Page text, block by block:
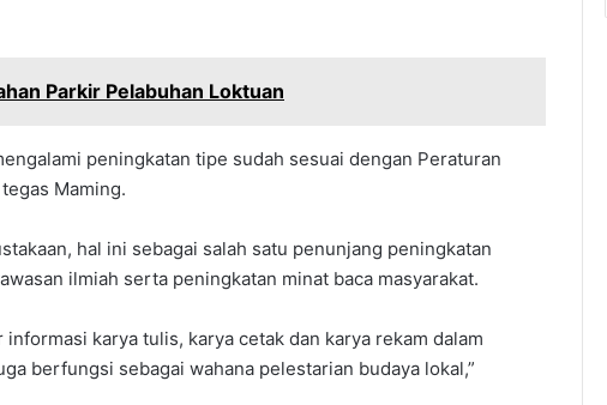
Parkir Pelabuhan Loktuan
peningkatan tipe sudah sesuai dengan Peraturan
Maming.
hal ini sebagai salah satu penunjang peningkatan
ilmiah serta peningkatan minat baca masyarakat.
karya tulis, karya cetak dan karya rekam dalam
berfungsi sebagai wahana pelestarian budaya lokal,”